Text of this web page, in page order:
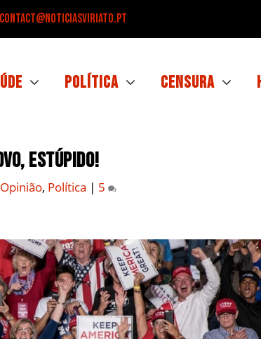
contact@noticiasviriato.pt
Política Censura
Estúpido!
Opinião, Política | 5